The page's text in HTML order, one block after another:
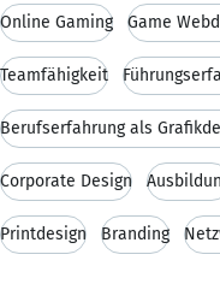
Online Gaming Game
Teamfähigkeit
Berufserfahrung als
Corporate Design
Printdesign Branding